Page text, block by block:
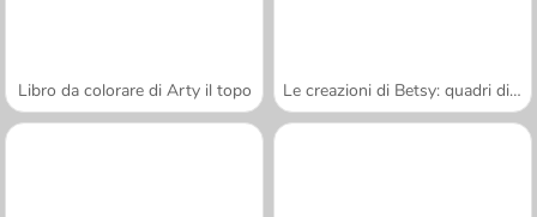
Libro da colorare di Arty il topo Le creazioni di Betsy: quadri di sabbia